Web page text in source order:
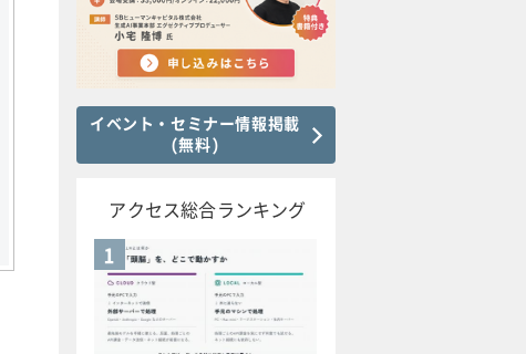
イベント・セミナー情報掲載
(無料)
アクセス総合ランキング
1